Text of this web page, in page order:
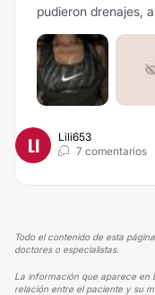
pudieron drenajes,
LI
Lili653
7 comentarios
Todo el contenido de esta
doctores o especialistas.
La información que aparece en
relación entre el paciente y su